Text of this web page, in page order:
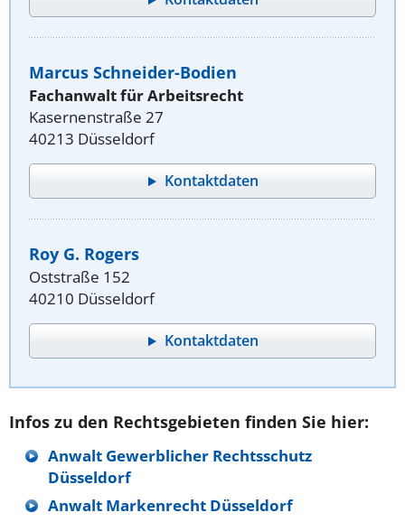
Marcus Schneider-Bodien
Fachanwalt für Arbeitsrecht
Kasernenstraße 27
40213 Düsseldorf
Kontaktdaten
Roy G. Rogers
Oststraße 152
40210 Düsseldorf
Kontaktdaten
Infos zu den Rechtsgebieten finden Sie hier:
Anwalt Gewerblicher Rechtsschutz
Düsseldorf
Anwalt Markenrecht Düsseldorf